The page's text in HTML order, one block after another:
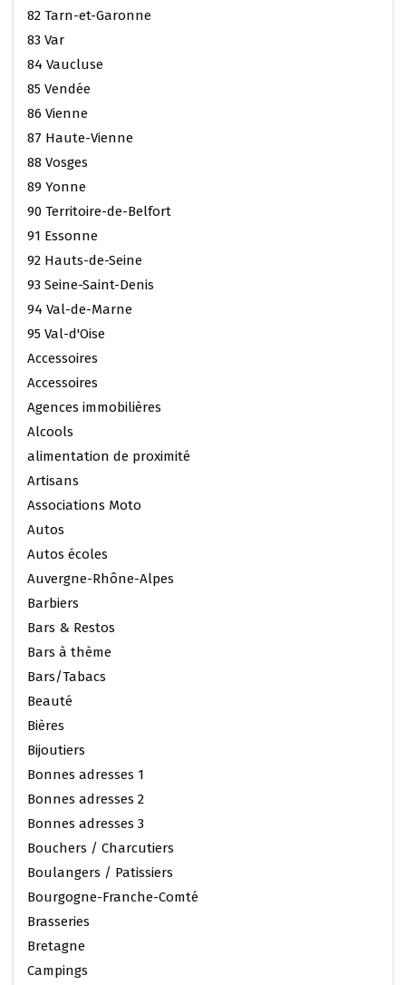
82 Tarn-et-Garonne
83 Var
84 Vaucluse
85 Vendée
86 Vienne
87 Haute-Vienne
88 Vosges
89 Yonne
90 Territoire-de-Belfort
91 Essonne
92 Hauts-de-Seine
93 Seine-Saint-Denis
94 Val-de-Marne
95 Val-d'Oise
Accessoires
Accessoires
Agences immobilières
Alcools
alimentation de proximité
Artisans
Associations Moto
Autos
Autos écoles
Auvergne-Rhône-Alpes
Barbiers
Bars & Restos
Bars à thème
Bars/Tabacs
Beauté
Bières
Bijoutiers
Bonnes adresses 1
Bonnes adresses 2
Bonnes adresses 3
Bouchers / Charcutiers
Boulangers / Patissiers
Bourgogne-Franche-Comté
Brasseries
Bretagne
Campings